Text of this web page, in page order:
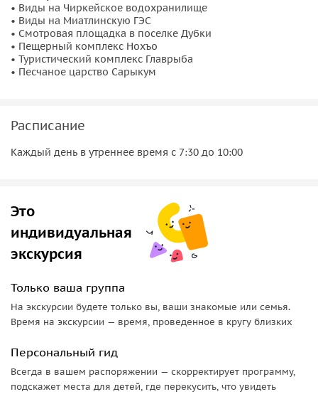
обязательно попробуем.
Еще одной точкой маршрута станет
природный памятник Дагестана. Это небольшой кусок
пустыни, который находится в самом сердце Дагестанских
некоторых эпизодов знаменитого фильма «Белое солнце
пустыни».
• Виды на Чиркейское водохранилище
• Виды на Миатлинскую ГЭС
• Смотровая площадка в поселке Дубки
• Пещерный комплекс Нохъо
• Туристический комплекс Главрыба
• Песчаное царство Сарыкум
Расписание
Каждый день в утреннее время с 7:30 до 10:00
Это
индивидуальная
экскурсия
Только ваша группа
На экскурсии будете только вы, ваши знакомые или семья.
Время на экскурсии — время, проведенное в кругу близких
Персональный гид
Всегда в вашем распоряжении — скорректирует программу,
подскажет места для детей, где перекусить, что увидеть